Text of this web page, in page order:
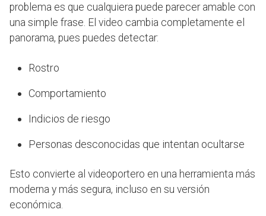
problema es que cualquiera puede parecer amable con
una simple frase. El video cambia completamente el
panorama, pues puedes detectar:
Rostro
Comportamiento
Indicios de riesgo
Personas desconocidas que intentan ocultarse
Esto convierte al videoportero en una herramienta más
moderna y más segura, incluso en su versión
económica.